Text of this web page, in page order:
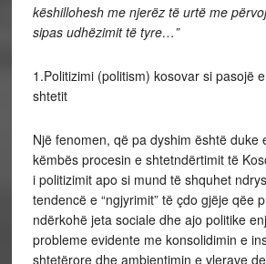
këshillohesh me njerëz të urtë me
sipas udhëzimit të tyre…”
1.Politizimi (politism) kosovar si pasojë
shtetit
Një fenomen, që pa dyshim është duke
këmbës procesin e shtetndërtimit të
i politizimit apo si mund të shquhet
tendencë e “ngjyrimit” të çdo gjëje qëe
ndërkohë jeta sociale dhe ajo politike
probleme evidente me konsolidimin e
shtetërore dhe ambientimin e vlerave